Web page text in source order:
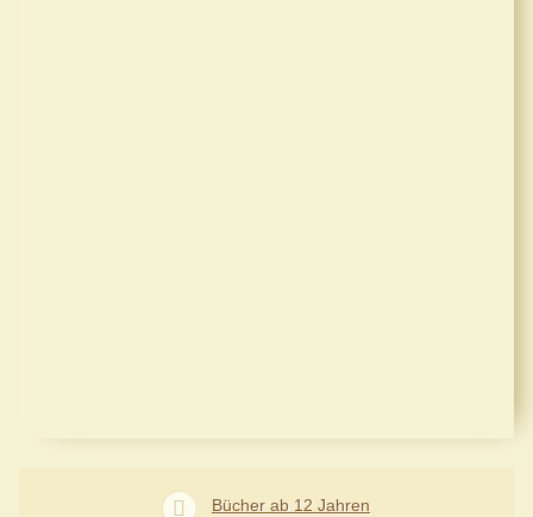
Bücher ab 12 Jahren